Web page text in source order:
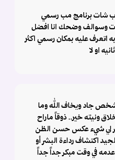
شات برنامج مب رسمي
وسوالف وضحك انا افضل
عليه بمكان رسمي اكثر
او لا
جاد ويخاف الله وما
ونيته خير.. ذوقاً ماراح
لي شيء عكس حسن الظن
اكتشاف رداءة البشر أو
في وقت مبكر جداً جداً